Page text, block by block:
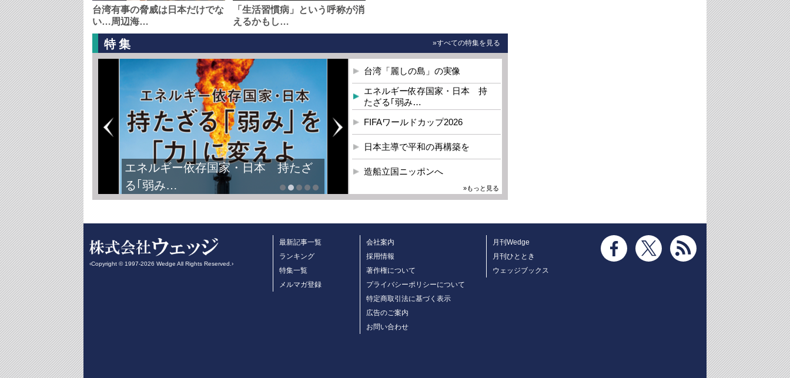
台湾有事の脅威は日本だけでな
い…周辺海…
「生活習慣病」という呼称が消
えるかもし…
特集 »すべての特集を見る
エネルギー依存国家・日本 持たざ
る｢弱み…
台湾「麗しの島」の実像
エネルギー依存国家・日本 持
たざる｢弱み…
FIFAワールドカップ2026
日本主導で平和の再構築を
造船立国ニッポンへ
»もっと見る
‹Copyright © 1997-2026 Wedge All Rights Reserved.›
最新記事一覧
ランキング
特集一覧
メルマガ登録
会社案内
採用情報
著作権について
プライバシーポリシーについて
特定商取引法に基づく表示
広告のご案内
お問い合わせ
月刊Wedge
月刊ひととき
ウェッジブックス